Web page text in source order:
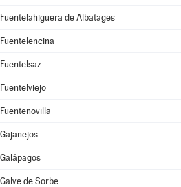
Fuentelahiguera de Albatages
Fuentelencina
Fuentelsaz
Fuentelviejo
Fuentenovilla
Gajanejos
Galápagos
Galve de Sorbe